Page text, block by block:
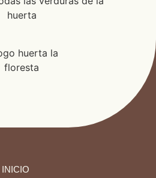
INICIO